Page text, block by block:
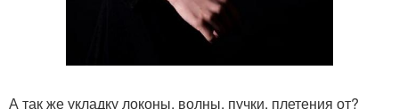
А так же укладку локоны, волны, пучки, плетения от?